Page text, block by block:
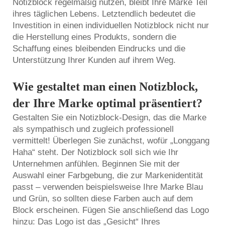
Notizblock regelmäßig nutzen, bleibt Ihre Marke Teil
ihres täglichen Lebens. Letztendlich bedeutet die
Investition in einen individuellen Notizblock nicht nur
die Herstellung eines Produkts, sondern die
Schaffung eines bleibenden Eindrucks und die
Unterstützung Ihrer Kunden auf ihrem Weg.
Wie gestaltet man einen Notizblock,
der Ihre Marke optimal präsentiert?
Gestalten Sie ein Notizblock-Design, das die Marke
als sympathisch und zugleich professionell
vermittelt! Überlegen Sie zunächst, wofür „Longgang
Haha“ steht. Der Notizblock soll sich wie Ihr
Unternehmen anfühlen. Beginnen Sie mit der
Auswahl einer Farbgebung, die zur Markenidentität
passt – verwenden beispielsweise Ihre Marke Blau
und Grün, so sollten diese Farben auch auf dem
Block erscheinen. Fügen Sie anschließend das Logo
hinzu: Das Logo ist das „Gesicht“ Ihres